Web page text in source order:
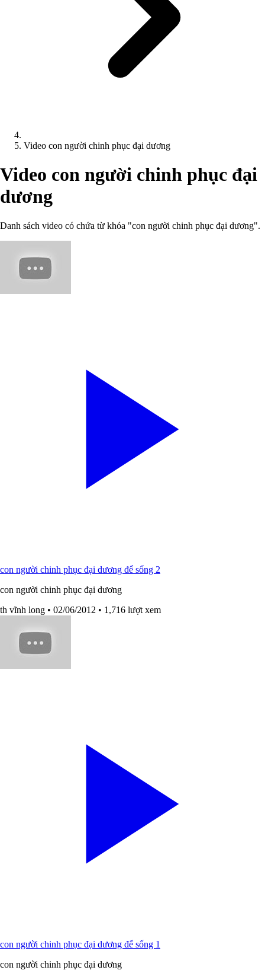
Video con người chinh phục đại dương
Video con người chinh phục đại
dương
Danh sách video có chứa từ khóa "con người chinh phục đại dương".
con người chinh phục đại dương để sống 2
con người chinh phục đại dương
th vĩnh long • 02/06/2012 • 1,716 lượt xem
con người chinh phục đại dương để sống 1
con người chinh phục đại dương